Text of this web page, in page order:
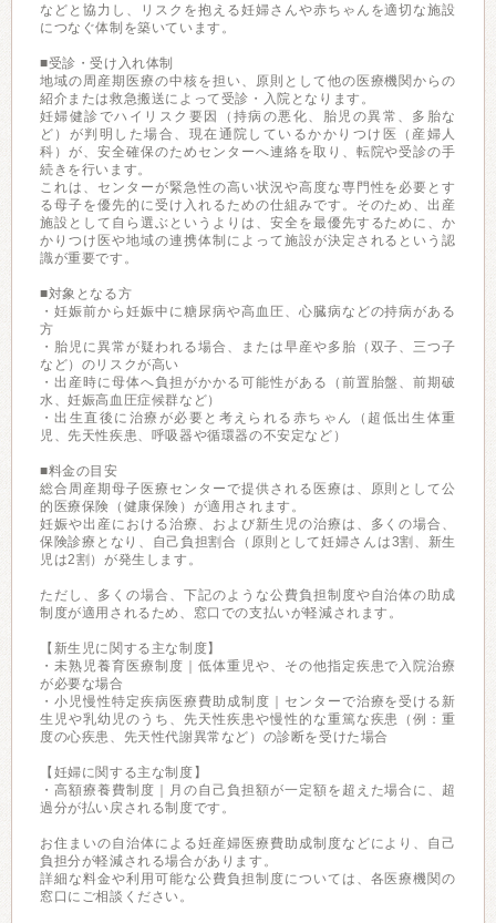
などと協力し、リスクを抱える妊婦さんや赤ちゃんを適切な施設
につなぐ体制を築いています。
■受診・受け入れ体制
地域の周産期医療の中核を担い、原則として他の医療機関からの
紹介または救急搬送によって受診・入院となります。
妊婦健診でハイリスク要因（持病の悪化、胎児の異常、多胎な
ど）が判明した場合、現在通院しているかかりつけ医（産婦人
科）が、安全確保のためセンターへ連絡を取り、転院や受診の手
続きを行います。
これは、センターが緊急性の高い状況や高度な専門性を必要とす
る母子を優先的に受け入れるための仕組みです。そのため、出産
施設として自ら選ぶというよりは、安全を最優先するために、か
かりつけ医や地域の連携体制によって施設が決定されるという認
識が重要です。
■対象となる方
・妊娠前から妊娠中に糖尿病や高血圧、心臓病などの持病がある
方
・胎児に異常が疑われる場合、または早産や多胎（双子、三つ子
など）のリスクが高い
・出産時に母体へ負担がかかる可能性がある（前置胎盤、前期破
水、妊娠高血圧症候群など）
・出生直後に治療が必要と考えられる赤ちゃん（超低出生体重
児、先天性疾患、呼吸器や循環器の不安定など）
■料金の目安
総合周産期母子医療センターで提供される医療は、原則として公
的医療保険（健康保険）が適用されます。
妊娠や出産における治療、および新生児の治療は、多くの場合、
保険診療となり、自己負担割合（原則として妊婦さんは3割、新生
児は2割）が発生します。
ただし、多くの場合、下記のような公費負担制度や自治体の助成
制度が適用されるため、窓口での支払いが軽減されます。
【新生児に関する主な制度】
・未熟児養育医療制度｜低体重児や、その他指定疾患で入院治療
が必要な場合
・小児慢性特定疾病医療費助成制度｜センターで治療を受ける新
生児や乳幼児のうち、先天性疾患や慢性的な重篤な疾患（例：重
度の心疾患、先天性代謝異常など）の診断を受けた場合
【妊婦に関する主な制度】
・高額療養費制度｜月の自己負担額が一定額を超えた場合に、超
過分が払い戻される制度です。
お住まいの自治体による妊産婦医療費助成制度などにより、自己
負担分が軽減される場合があります。
詳細な料金や利用可能な公費負担制度については、各医療機関の
窓口にご相談ください。